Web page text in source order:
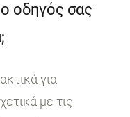
ο οδηγός σας
για
με τις